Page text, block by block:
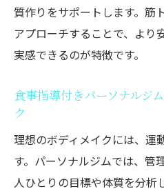
質作りをサポートします。筋
アプローチすることで、より
実感できるのが特徴です。
食事指導付きパーソナルジ
ク
理想のボディメイクには、運
す。パーソナルジムでは、管
人ひとりの目標や体質を分析